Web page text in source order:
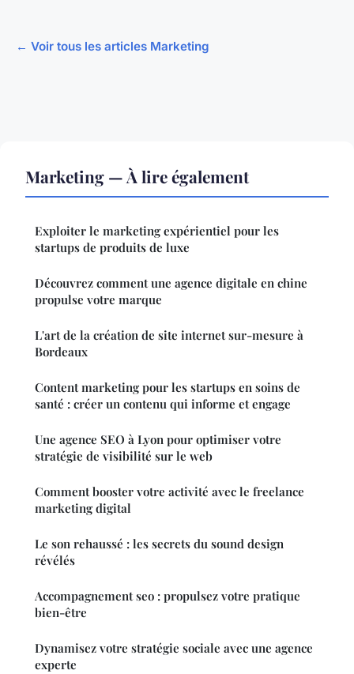
← Voir tous les articles Marketing
Marketing — À lire également
Exploiter le marketing expérientiel pour les
startups de produits de luxe
Découvrez comment une agence digitale en chine
propulse votre marque
L'art de la création de site internet sur-mesure à
Bordeaux
Content marketing pour les startups en soins de
santé : créer un contenu qui informe et engage
Une agence SEO à Lyon pour optimiser votre
stratégie de visibilité sur le web
Comment booster votre activité avec le freelance
marketing digital
Le son rehaussé : les secrets du sound design
révélés
Accompagnement seo : propulsez votre pratique
bien-être
Dynamisez votre stratégie sociale avec une agence
experte